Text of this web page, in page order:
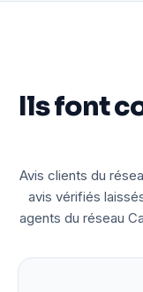
Ils font
Avis clients du
avis vérifiés
agents du réseau